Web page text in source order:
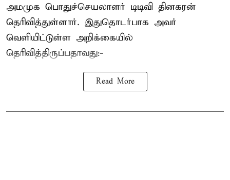
அமமுக பொதுச்செயலாளர் டிடிவி தினகரன்
தெரிவித்துள்ளார். இதுதொடர்பாக அவர்
வெளியிட்டுள்ள அறிக்கையில்
தெரிவித்திருப்பதாவது:-
Read More